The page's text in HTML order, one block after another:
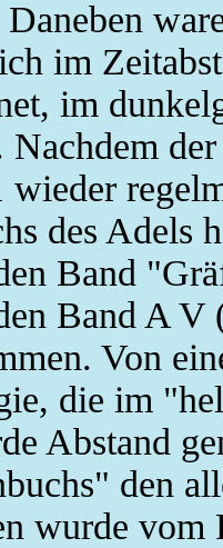
im
im
Nachdem
wieder
des Adels
Band
Band A V
Von
die im
Abstand
den
wurde vom